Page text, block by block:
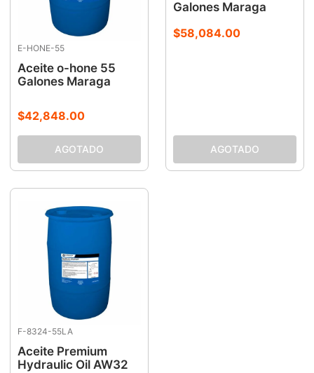
E-HONE-55
Aceite o-hone 55
Galones Maraga
$42,848.00
Galones Maraga
$58,084.00
F-8324-55LA
Aceite Premium
Hydraulic Oil AW32